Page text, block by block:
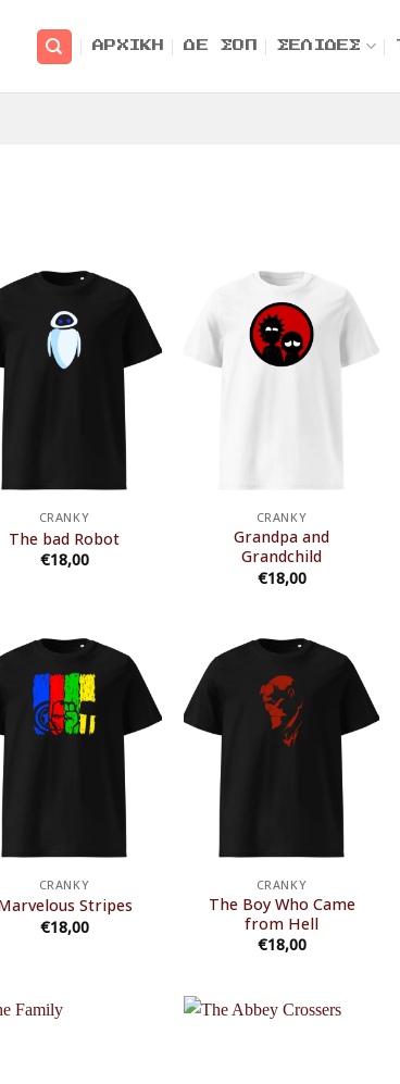
ΑΡΧΙΚΗ ΔΕ ΣΟΠ ΣΕΛΙΔΕΣ
CRANKY
The bad Robot
€18,00
CRANKY
Grandpa and
Grandchild
€18,00
CRANKY
Stripes
€18,00
CRANKY
The Boy Who Came
from Hell
€18,00